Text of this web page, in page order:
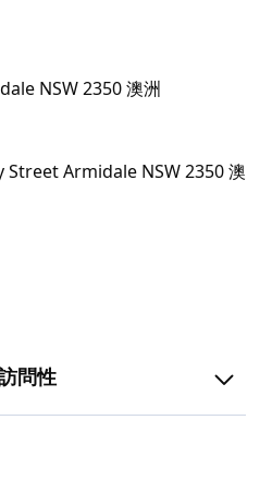
年度阿米代爾藝術獎、朱迪威
——每年 12 月和 1 月舉辦的
和/或團體展覽，並輪流展示
以在其線上畫廊的繪畫類別下
NSW 2350 澳洲
問性